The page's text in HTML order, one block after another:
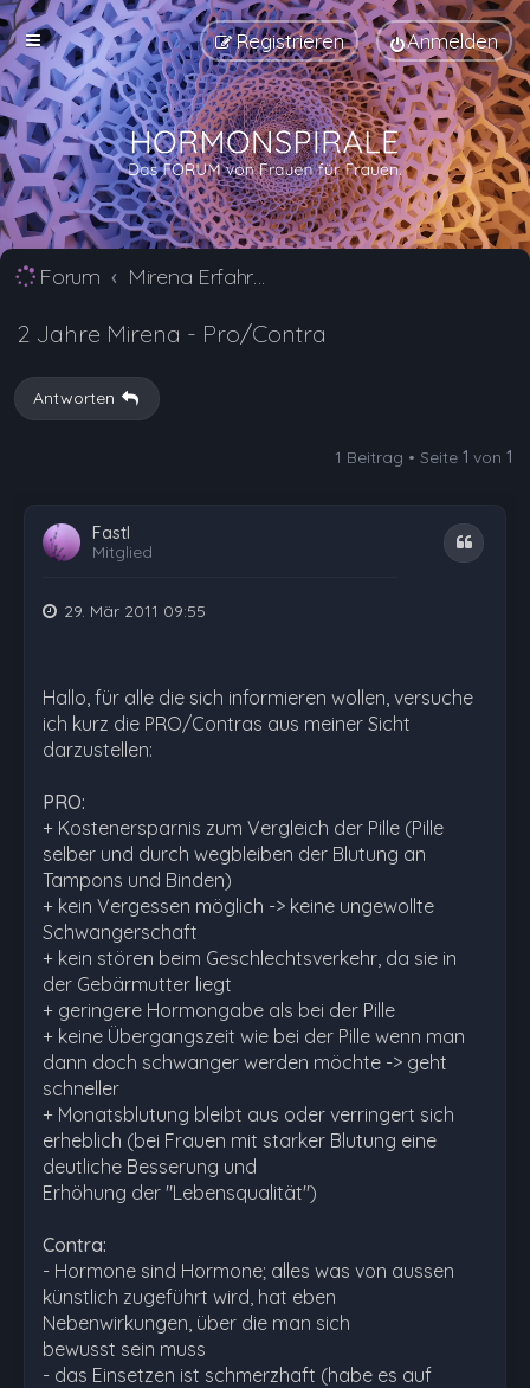
Anmelden
Registrieren
Forum Mirena Erfahrungsberichte und Nebenwirkungen
2 Jahre Mirena - Pro/Contra
Antworten
1 Beitrag • Seite 1 von 1
Fastl
Mitglied
Zitat
29. Mär 2011 09:55
Hallo, für alle die sich informieren wollen, versuche
ich kurz die PRO/Contras aus meiner Sicht
darzustellen:
PRO:
+ Kostenersparnis zum Vergleich der Pille (Pille
selber und durch wegbleiben der Blutung an
Tampons und Binden)
+ kein Vergessen möglich -> keine ungewollte
Schwangerschaft
+ kein stören beim Geschlechtsverkehr, da sie in
der Gebärmutter liegt
+ geringere Hormongabe als bei der Pille
+ keine Übergangszeit wie bei der Pille wenn man
dann doch schwanger werden möchte -> geht
schneller
+ Monatsblutung bleibt aus oder verringert sich
erheblich (bei Frauen mit starker Blutung eine
deutliche Besserung und
Erhöhung der "Lebensqualität")
Contra:
- Hormone sind Hormone; alles was von aussen
künstlich zugeführt wird, hat eben
Nebenwirkungen, über die man sich
bewusst sein muss
- das Einsetzen ist schmerzhaft (habe es auf